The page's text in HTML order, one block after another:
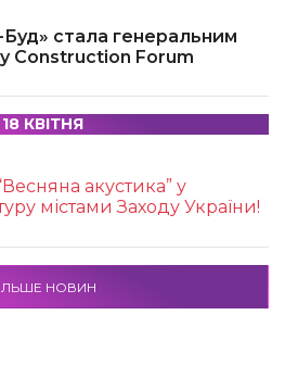
стала генеральним
Construction Forum
18 КВІТНЯ
акустика” у
містами Заходу України!
НОВИН